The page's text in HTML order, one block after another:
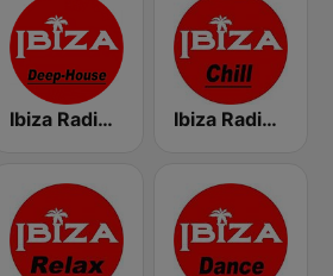
Ibiza Radios - Deep House Ibiza Radios - Chill